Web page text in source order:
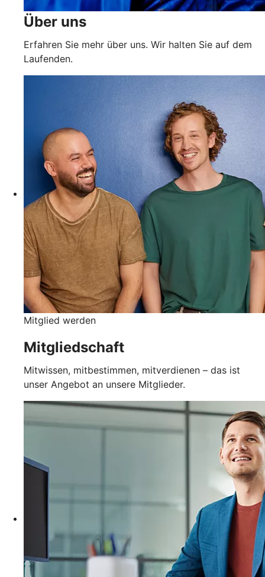
Über uns
Erfahren Sie mehr über uns. Wir halten Sie auf dem
Laufenden.
Mitglied werden
Mitgliedschaft
Mitwissen, mitbestimmen, mitverdienen – das ist
unser Angebot an unsere Mitglieder.